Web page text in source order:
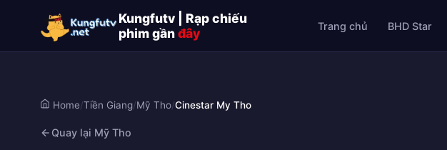
Kungfutv | Rạp chiếu
phim gầnđây Trang chủ BHD Star
Home/Tiền Giang/Mỹ Tho/Cinestar My Tho
Quay lại Mỹ Tho